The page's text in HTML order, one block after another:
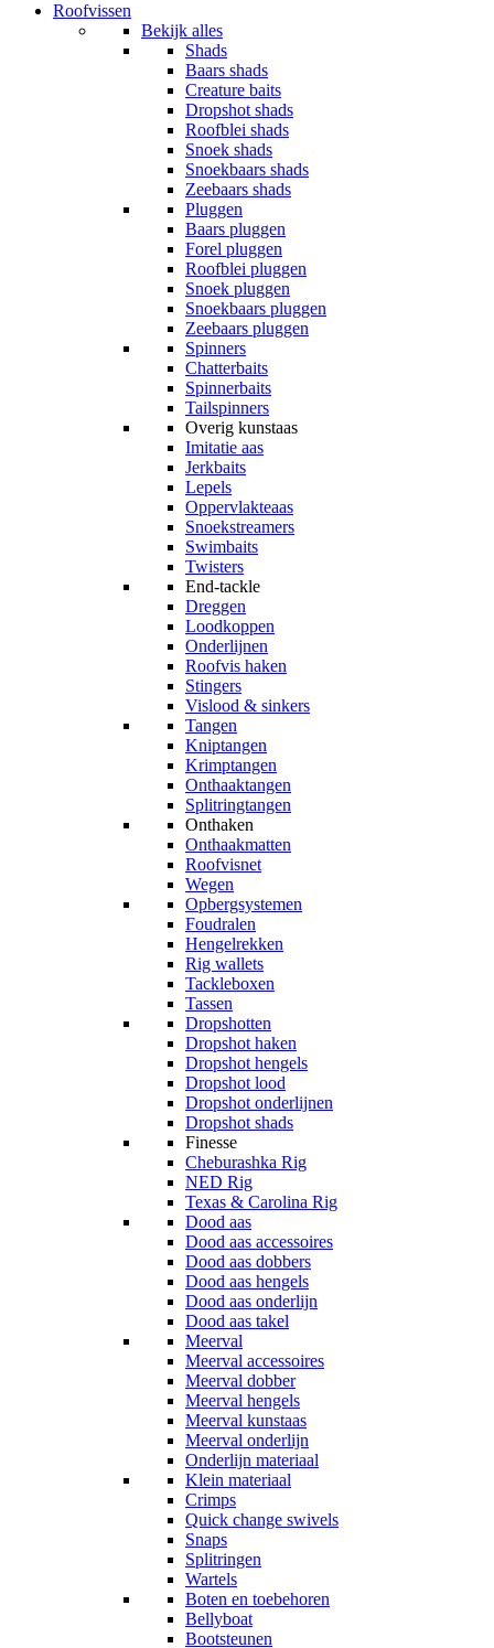
Roofvissen
Bekijk alles
Shads
Baars shads
Creature baits
Dropshot shads
Roofblei shads
Snoek shads
Snoekbaars shads
Zeebaars shads
Pluggen
Baars pluggen
Forel pluggen
Roofblei pluggen
Snoek pluggen
Snoekbaars pluggen
Zeebaars pluggen
Spinners
Chatterbaits
Spinnerbaits
Tailspinners
Overig kunstaas
Imitatie aas
Jerkbaits
Lepels
Oppervlakteaas
Snoekstreamers
Swimbaits
Twisters
End-tackle
Dreggen
Loodkoppen
Onderlijnen
Roofvis haken
Stingers
Vislood & sinkers
Tangen
Kniptangen
Krimptangen
Onthaaktangen
Splitringtangen
Onthaken
Onthaakmatten
Roofvisnet
Wegen
Opbergsystemen
Foudralen
Hengelrekken
Rig wallets
Tackleboxen
Tassen
Dropshotten
Dropshot haken
Dropshot hengels
Dropshot lood
Dropshot onderlijnen
Dropshot shads
Finesse
Cheburashka Rig
NED Rig
Texas & Carolina Rig
Dood aas
Dood aas accessoires
Dood aas dobbers
Dood aas hengels
Dood aas onderlijn
Dood aas takel
Meerval
Meerval accessoires
Meerval dobber
Meerval hengels
Meerval kunstaas
Meerval onderlijn
Onderlijn materiaal
Klein materiaal
Crimps
Quick change swivels
Snaps
Splitringen
Wartels
Boten en toebehoren
Bellyboat
Bootsteunen